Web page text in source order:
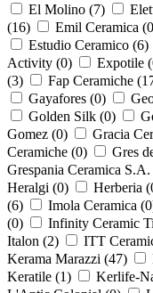
El Molino (7)
(16) Emil Ceramica (0
Estudio Ceramico (6)
Activity (0) Expotile (
(3) Fap Ceramiche (
Gayafores (0)
Golden Silk (0)
Gomez (0) Gracia
Ceramiche (0) Gres
Grespania Ceramica S.A.
Heralgi (0) Herberia (
(6) Imola Ceramica (0
(0) Infinity Ceramic
Italon (2) ITT
Kerama Marazzi (47)
Keratile (1) Kerlife-